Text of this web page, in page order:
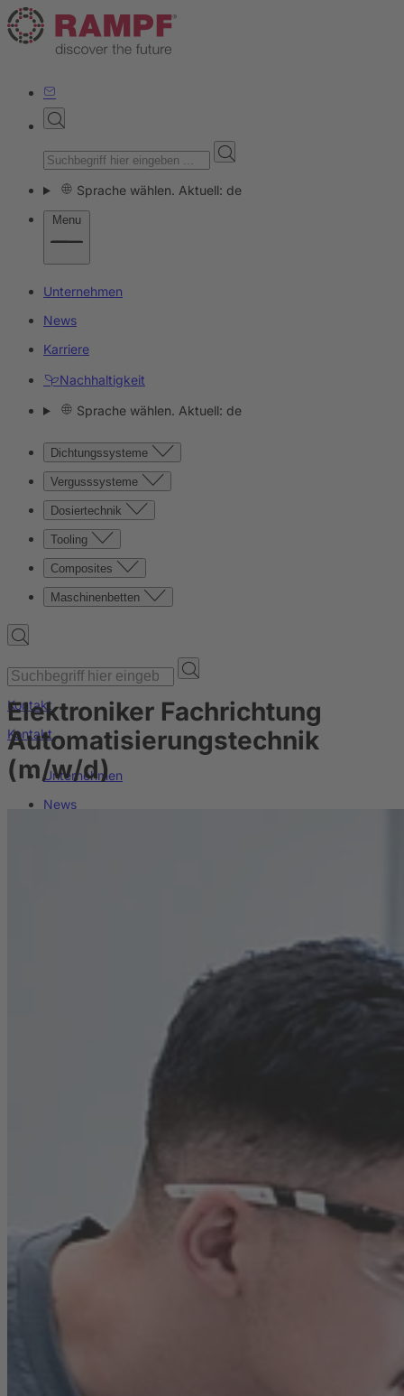
Sprache wählen. Aktuell: de
Menu
Unternehmen
News
Karriere
Nachhaltigkeit
Sprache wählen. Aktuell: de
Dichtungssysteme
Vergusssysteme
Dosiertechnik
Tooling
Composites
Maschinenbetten
Kontakt
Kontakt
Unternehmen
News
Elektroniker Fachrichtung
Automatisierungstechnik
(m/w/d)